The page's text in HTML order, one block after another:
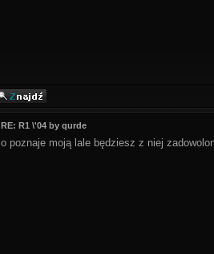
RE: R1 \'04 by qurde
o poznaje moją lale będziesz z niej